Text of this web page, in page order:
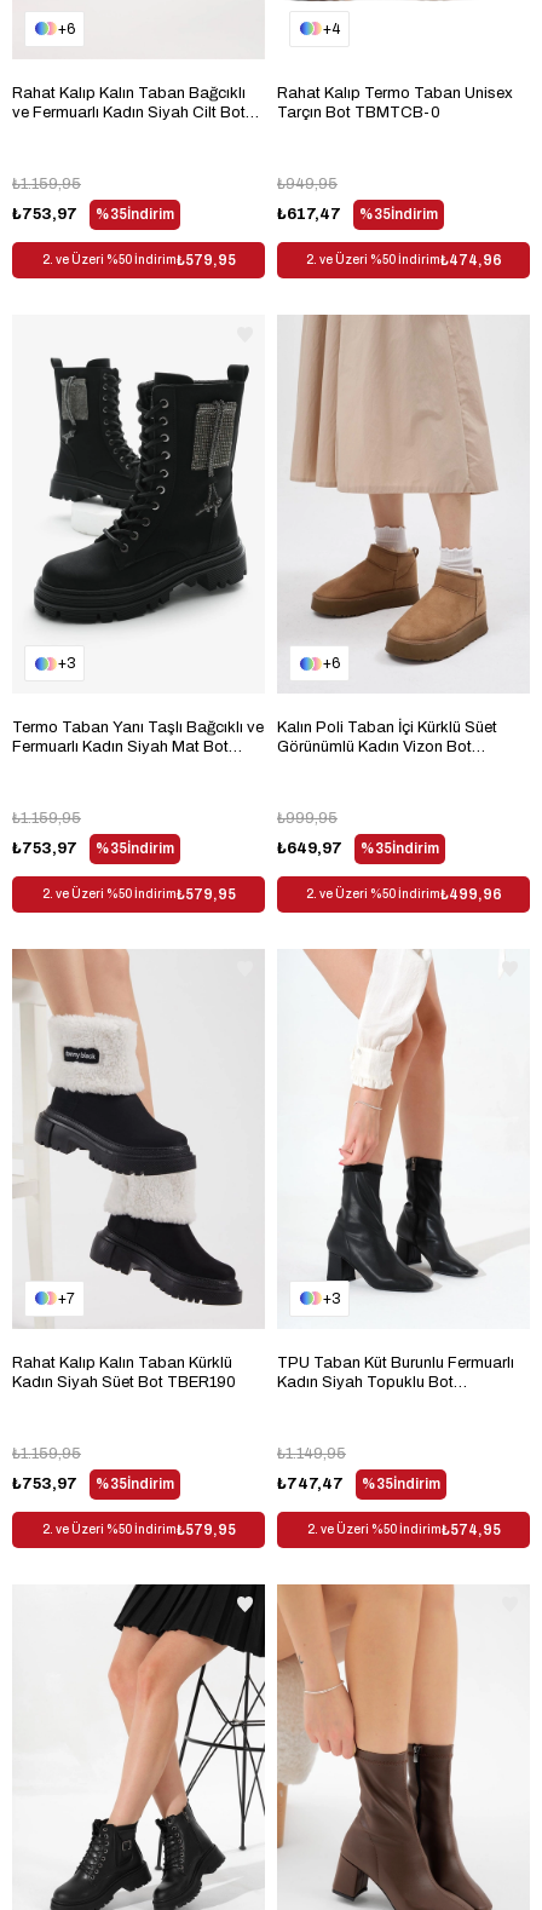
6
Rahat Kalıp Kalın Taban Bağcıklı
ve Fermuarlı Kadın Siyah Cilt Bot
%35İndirim
₺753,97
₺1.159,95
2. ve Üzeri %50 İndirim₺579,95
4
Rahat Kalıp Termo Taban Unisex
Tarçın Bot TBMTCB-0
%35İndirim
₺617,47
₺949,95
2. ve Üzeri %50 İndirim₺474,96
3
Termo Taban Yanı Taşlı Bağcıklı ve
Fermuarlı Kadın Siyah Mat Bot
%35İndirim
₺753,97
₺1.159,95
2. ve Üzeri %50 İndirim₺579,95
6
Kalın Poli Taban İçi Kürklü Süet
Görünümlü Kadın Vizon Bot
%35İndirim
₺649,97
₺999,95
2. ve Üzeri %50 İndirim₺499,96
7
Rahat Kalıp Kalın Taban Kürklü
Kadın Siyah Süet Bot TBER190
%35İndirim
₺753,97
₺1.159,95
2. ve Üzeri %50 İndirim₺579,95
3
TPU Taban Küt Burunlu Fermuarlı
Kadın Siyah Topuklu Bot
%35İndirim
₺747,47
₺1.149,95
2. ve Üzeri %50 İndirim₺574,95